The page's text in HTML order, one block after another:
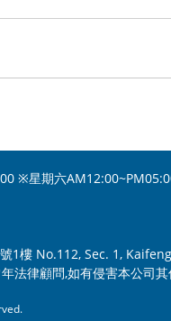
※星期六
1樓 No.112, Sec. 1,
法律顧問,如有侵害本公司